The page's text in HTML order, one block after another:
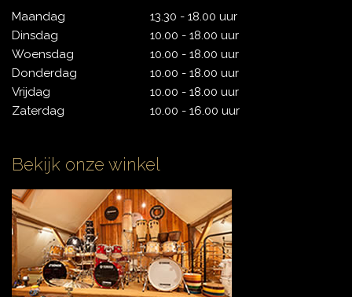
Maandag
Dinsdag
Woensdag
Donderdag
Vrijdag
Zaterdag
13.30 - 18.00 uur
10.00 - 18.00 uur
10.00 - 18.00 uur
10.00 - 18.00 uur
10.00 - 18.00 uur
10.00 - 16.00 uur
Bekijk onze winkel